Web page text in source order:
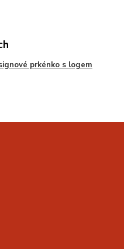
prkénko s logem